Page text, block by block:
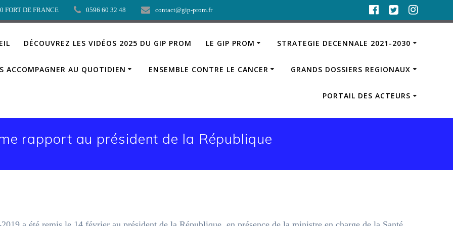
FORT DE FRANCE 0596 60 32 48 contact@gip-prom.fr
DÉCOUVREZ LES VIDÉOS 2025 DU GIP PROM LE GIP PROM STRATEGIE DECENNALE 2021-2030
ACCOMPAGNER AU QUOTIDIEN ENSEMBLE CONTRE LE CANCER GRANDS DOSSIERS REGIONAUX
PORTAIL DES ACTEURS
rapport au président de la République